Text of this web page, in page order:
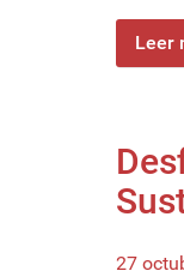
Leer
27